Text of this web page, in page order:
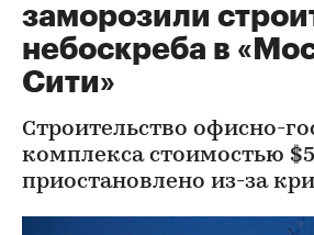
заморозили
небоскреба в
Сити»
Строительство офисно-
комплекса стоимостью
приостановлено из-за